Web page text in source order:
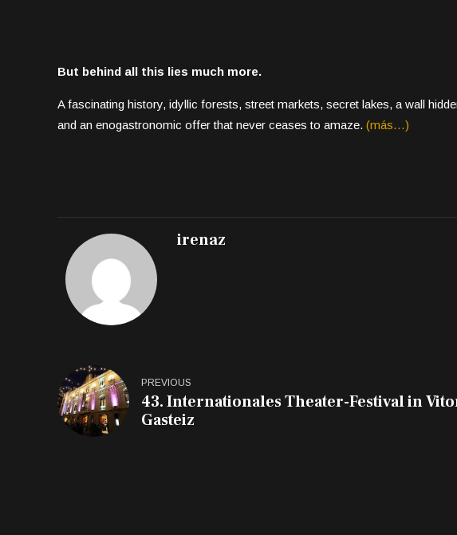
But behind all this lies much more.
A fascinating history, idyllic forests, street markets, secret lakes, a wall
and an enogastronomic offer that never ceases to amaze. (más…)
irenaz
PREVIOUS
43. Internationales Theater-Festival in
Gasteiz